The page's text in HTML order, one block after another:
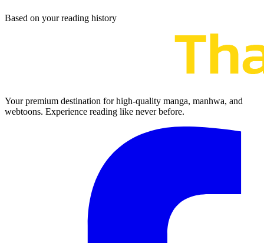
Based on your reading history
Your premium destination for high-quality manga, manhwa, and
webtoons. Experience reading like never before.